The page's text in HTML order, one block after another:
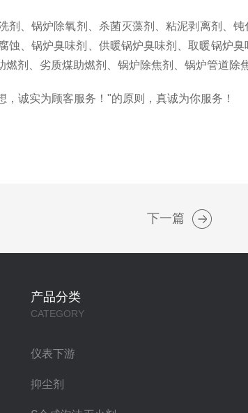
、锅炉除氧剂、杀菌灭藻剂、粘泥剥离剂、
、锅炉臭味剂、供暖锅炉臭味剂、取暖锅炉
剂、劣质煤助燃剂、锅炉除焦剂、锅炉管道除
诚实为顾客服务！"的原则，真诚为你服务！
下一篇
产品分类
CATEGORY
仪表下游
抑尘剂